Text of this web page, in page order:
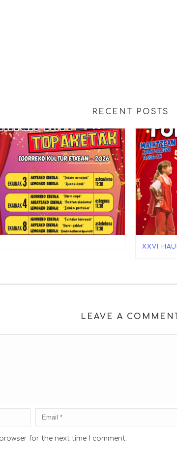
RECENT POSTS
XXVI
LEAVE A COMMENT
for the next time I comment.